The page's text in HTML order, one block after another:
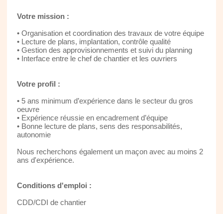
Votre mission :
• Organisation et coordination des travaux de votre équipe
• Lecture de plans, implantation, contrôle qualité
• Gestion des approvisionnements et suivi du planning
• Interface entre le chef de chantier et les ouvriers
Votre profil :
• 5 ans minimum d’expérience dans le secteur du gros
oeuvre
• Expérience réussie en encadrement d’équipe
• Bonne lecture de plans, sens des responsabilités,
autonomie
Nous recherchons également un maçon avec au moins 2
ans d'expérience.
Conditions d'emploi :
CDD/CDI de chantier